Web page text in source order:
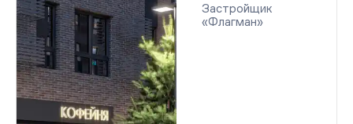
Застройщик
«Флагман»